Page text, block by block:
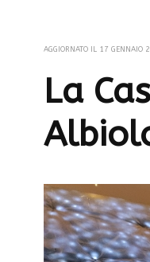
AGGIORNATO IL 17 GENNAIO
La